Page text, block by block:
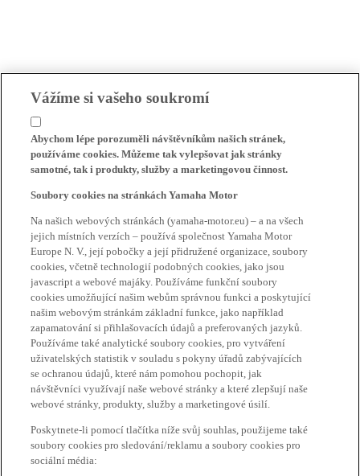
Vážíme si vašeho soukromí
Abychom lépe porozuměli návštěvníkům našich stránek,
používáme cookies. Můžeme tak vylepšovat jak stránky
samotné, tak i produkty, služby a marketingovou činnost.
Soubory cookies na stránkách Yamaha Motor
Na našich webových stránkách (yamaha-motor.eu) – a na všech
jejich místních verzích – používá společnost Yamaha Motor
Europe N. V., její pobočky a její přidružené organizace, soubory
cookies, včetně technologií podobných cookies, jako jsou
javascript a webové majáky. Používáme funkční soubory
cookies umožňující našim webům správnou funkci a poskytující
našim webovým stránkám základní funkce, jako například
zapamatování si přihlašovacích údajů a preferovaných jazyků.
Používáme také analytické soubory cookies, pro vytváření
uživatelských statistik v souladu s pokyny úřadů zabývajících
se ochranou údajů, které nám pomohou pochopit, jak
návštěvníci využívají naše webové stránky a které zlepšují naše
webové stránky, produkty, služby a marketingové úsilí.
Poskytnete-li pomocí tlačítka níže svůj souhlas, použijeme také
soubory cookies pro sledování/reklamu a soubory cookies pro
sociální média: